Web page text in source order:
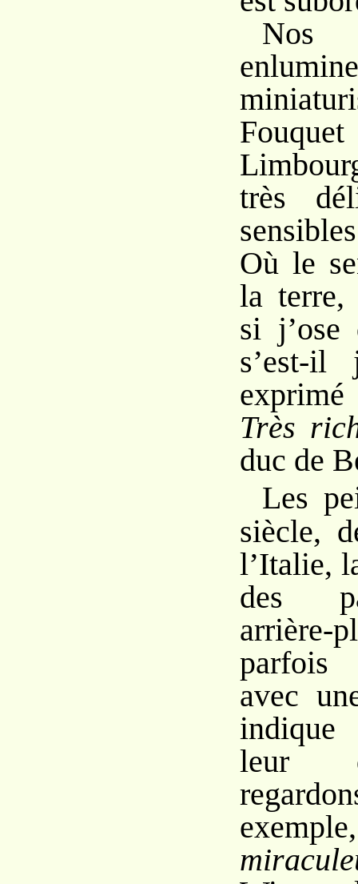
Nos
très
Où le
la terre,
si j’ose
s’est-il
Très
duc de
Les
siècle,
l’Italie,
des
parfois
avec
indique
leur